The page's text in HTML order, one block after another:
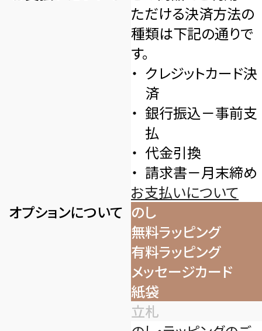
ただける決済方法の
種類は下記の通りで
す。
クレジットカード決
済
銀行振込－事前支
払
代金引換
請求書－月末締め
お支払いについて
オプションについて のし
無料ラッピング
有料ラッピング
メッセージカード
紙袋
立札